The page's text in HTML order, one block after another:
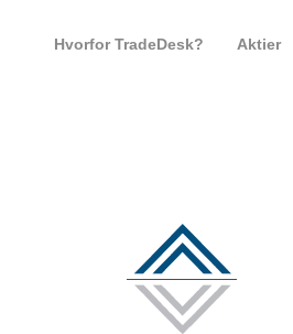
Aktier
Hvorfor TradeDesk?